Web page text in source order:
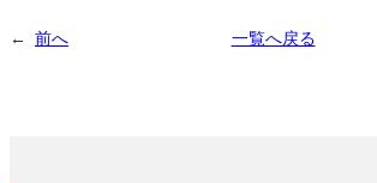
← 前へ 一覧へ戻る